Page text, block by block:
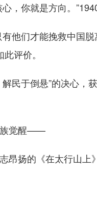
你就是方向。
们才能挽救中国脱
评价。
于倒悬”的决心，
觉醒——
扬的《在太行山上